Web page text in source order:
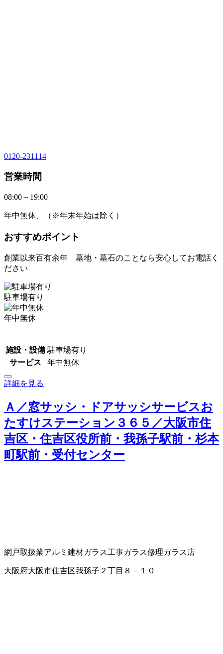
0120-231114
営業時間
08:00～19:00
年中無休、（※年末年始は除く）
おすすめポイント
創業以来百有余年 墓地・墓石のことなら安心してお電話く
ださい
駐車場有り
年中無休
施設・設備 駐車場有り
サービス
年中無休
詳細を見る
Ａ／窓サッシ・ドアサッシサービスお
たすけステーション３６５／大阪市住
吉区・住吉区役所前・我孫子駅前・杉本
町駅前・受付センター
網戸取扱業アルミ建材ガラス工事ガラス修理ガラス店
大阪府大阪市住吉区我孫子２丁目８－１０